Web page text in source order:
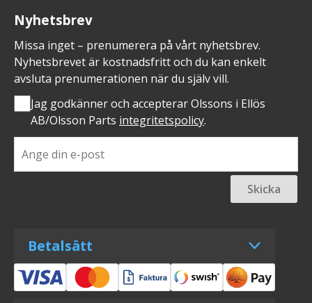
Nyhetsbrev
Missa inget – prenumerera på vårt nyhetsbrev.
Nyhetsbrevet är kostnadsfritt och du kan enkelt
avsluta prenumerationen när du själv vill.
Jag godkänner och accepterar Olssons i Ellös
AB/Olsson Parts integritetspolicy.
Skicka
Betalsätt